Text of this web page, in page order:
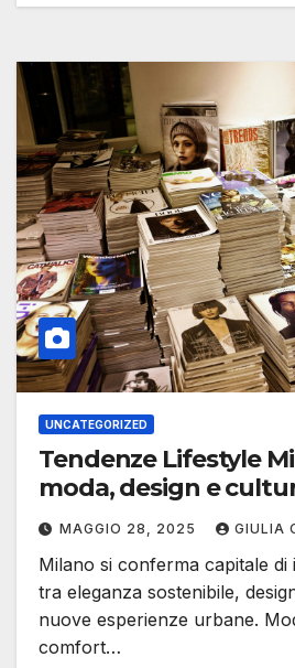
UNCATEGORIZED
Tendenze Lifestyle
moda, design e
MAGGIO 28, 2025 GIULIA
Milano si conferma capitale di
tra eleganza sostenibile,
nuove esperienze urbane.
comfort…